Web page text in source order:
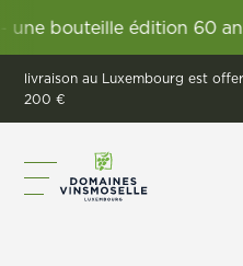
bouteille édition 60 ans
livraison au Luxembourg est
200 €